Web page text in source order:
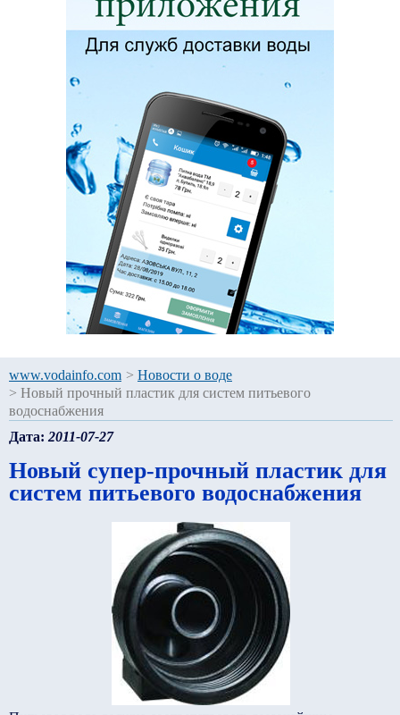
www.vodainfo.com > Новости о воде
> Новый прочный пластик для систем питьевого
водоснабжения
Дата: 2011-07-27
Новый супер-прочный пластик для
систем питьевого водоснабжения